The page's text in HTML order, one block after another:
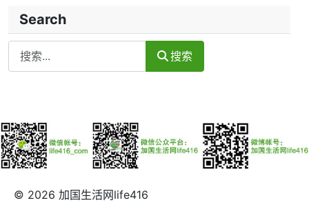
Search
Search
搜索
© 2026 加国生活网life416